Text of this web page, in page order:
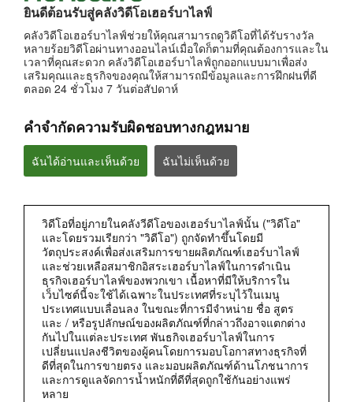
ยินดีต้อนรับสู่คลังวิดีโอเฮอร์บาไลฟ์
คลังวิดีโอเฮอร์บาไลฟ์ช่วยให้คุณสามารถดูวิดีโอที่ได้รับรางวัล
หลายร้อยวิดีโอผ่านทางออนไลน์เมื่อใดก็ตามที่คุณต้องการและใน
เวลาที่คุณสะดวก คลังวิดีโอเฮอร์บาไลฟ์ถูกออกแบบมาเพื่อส่ง
เสริมคุณและธุรกิจของคุณให้สามารถมีข้อมูลและการฝึกฝนที่ดี
ตลอด 24 ชั่วโมง 7 วันต่อสัปดาห์
คำจำกัดความรับผิดชอบทางกฎหมาย
ฉันได้อ่านและเห็นด้วย ฉันไม่เห็นด้วย
วิดีโอที่อยู่ภายในคลังวีดีโอของเฮอร์บาไลฟ์นั้น ("วิดีโอ"
และโดยรวมเรียกว่า "วิดีโอ") ถูกจัดทำขึ้นโดยมี
วัตถุประสงค์เพื่อส่งเสริมการขายผลิตภัณฑ์เฮอร์บาไลฟ์
และช่วยเหลือสมาชิกอิสระเฮอร์บาไลฟ์ในการดำเนิน
ธุรกิจเฮอร์บาไลฟ์ของพวกเขา เนื้อหาที่มีให้บริการใน
เว็บไซต์นี้จะใช้ได้เฉพาะในประเทศที่ระบุไว้ในเมนู
ประเทศแบบเลื่อนลง ในขณะที่การมีจำหน่าย ชื่อ สูตร
และ / หรือรูปลักษณ์ของผลิตภัณฑ์ที่กล่าวถึงอาจแตกต่าง
กันไปในแต่ละประเทศ พันธกิจเฮอร์บาไลฟ์ในการ
เปลี่ยนแปลงชีวิตของผู้คนโดยการมอบโอกาสทางธุรกิจที่
ดีที่สุดในการขายตรง และมอบผลิตภัณฑ์ด้านโภชนาการ
และการดูแลจัดการน้ำหนักที่ดีที่สุดถูกใช้กันอย่างแพร่
หลาย
อะไรอยู่ในผลิตภัณฑ์ของเฮอร์บาไลฟ์
ทุกขั้นตอนการผลิตได้รับการควบคุมดูแลอย่างเข้มงวด
สิ่งที่ระบุบนฉลากผลิตภัณฑ์มีอยู่ในนั้นจริงไหม?
เฮอร์บาไลฟ์ให้ความโปร่งใสของข้อมูลส่วนผสมบนฉลาก